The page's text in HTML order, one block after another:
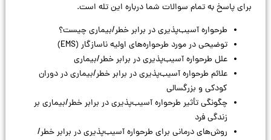
برای پاسخ به تمام سوالات شما درباره این تله است.
طرحواره آسیب‌پذیری در برابر خطر/بیماری چیست؟
توضیحی در مورد طرحواره‌های اولیه ناسازگار (EMS)
علل طرحواره آسیب‌پذیری در برابر خطر/بیماری
علائم طرحواره آسیب‌پذیری در برابر خطر/بیماری در دوران
کودکی و بزرگسالی
چگونگی تأثیر طرحواره آسیب‌پذیری در برابر خطر/بیماری بر
زندگی فرد
روش‌های درمانی برای طرحواره آسیب‌پذیری در برابر خطر/